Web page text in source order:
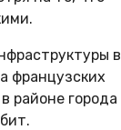
в
французских
районе города